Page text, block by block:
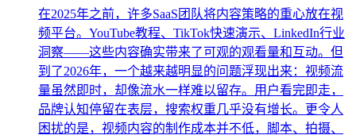
在2025年之前，许多SaaS团队将内容策略的重心放在视
频平台。YouTube教程、TikTok快速演示、LinkedIn行业
洞察——这些内容确实带来了可观的观看量和互动。但
到了2026年，一个越来越明显的问题浮现出来：视频流
量虽然即时，却像流水一样难以留存。用户看完即走，
品牌认知停留在表层，搜索权重几乎没有增长。更令人
困扰的是，视频内容的制作成本并不低，脚本、拍摄、